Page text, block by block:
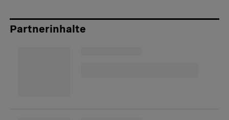
Partnerinhalte